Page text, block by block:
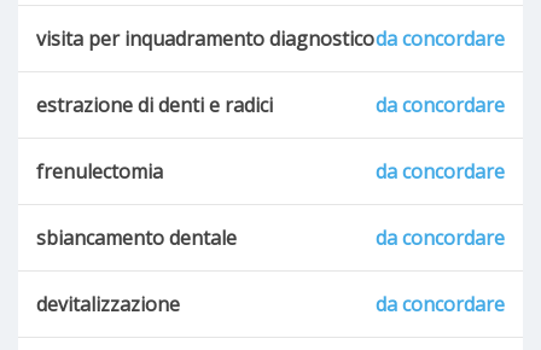
visita per inquadramento diagnosticoda concordare
estrazione di denti e radici da concordare
frenulectomia da concordare
sbiancamento dentale da concordare
devitalizzazione da concordare